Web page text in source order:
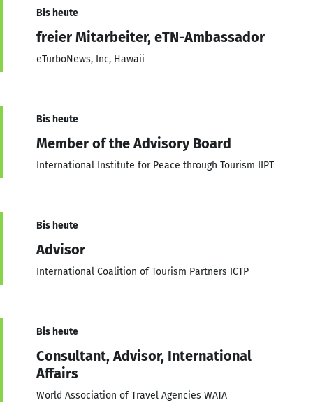
Bis heute
freier Mitarbeiter, eTN-Ambassador
eTurboNews, Inc, Hawaii
Bis heute
Member of the Advisory Board
International Institute for Peace through Tourism IIPT
Bis heute
Advisor
International Coalition of Tourism Partners ICTP
Bis heute
Consultant, Advisor, International
Affairs
World Association of Travel Agencies WATA